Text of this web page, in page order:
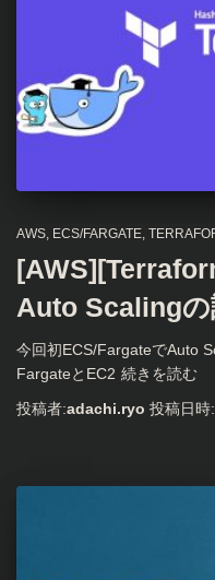
AWS ECS/FARGATE
Auto Scalingの
今回初ECS/FargateでAuto
FargateとEC2 続きを読む
投稿者:adachi.ryo 投稿日時: